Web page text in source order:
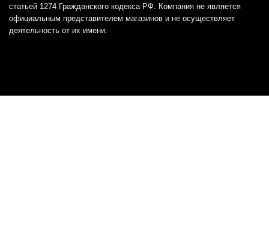
статьей 1274 Гражданского кодекса РФ. Компания не является
официальным представителем магазинов и не осуществляет
деятельность от их имени.